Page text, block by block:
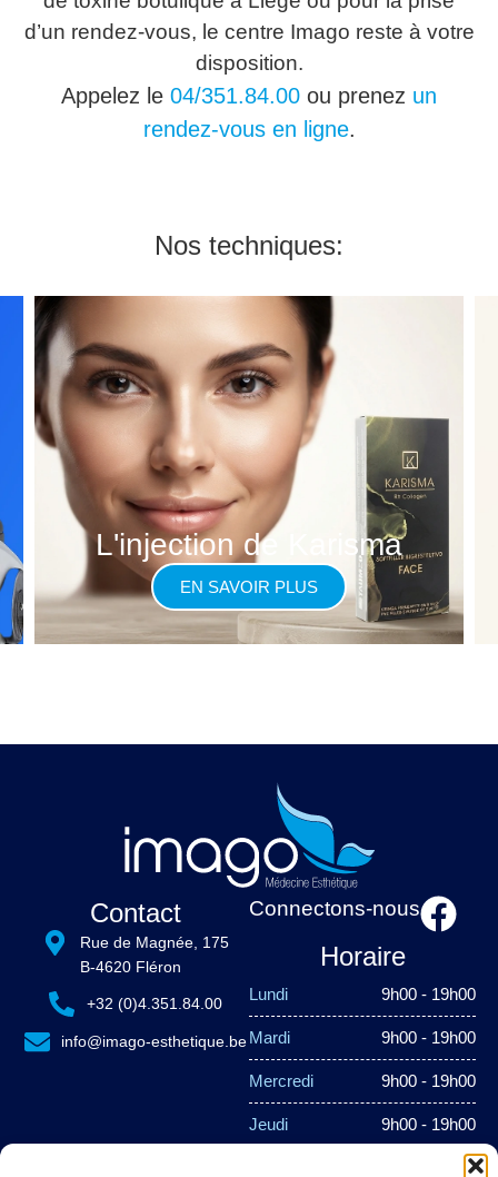
d’un rendez-vous, le centre Imago reste à votre
disposition.
Appelez le 04/351.84.00 ou prenez un
rendez-vous en ligne.
Nos techniques:
L'injection de Karisma
EN SAVOIR PLUS
Contact
Rue de Magnée, 175
B-4620 Fléron
+32 (0)4.351.84.00
info@imago-esthetique.be
Connectons-nous
Horaire
Lundi 9h00 - 19h00
Mardi 9h00 - 19h00
Mercredi 9h00 - 19h00
Jeudi 9h00 - 19h00
9h00 - 19h00